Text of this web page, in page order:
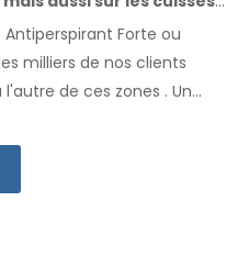
Forte ou
milliers de nos clients
l'autre de ces zones . Un